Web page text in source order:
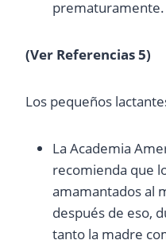
prematuramente.
(Ver Referencias 5)
Los pequeños
La Academia
recomienda que
amamantados al
después de eso,
tanto la madre